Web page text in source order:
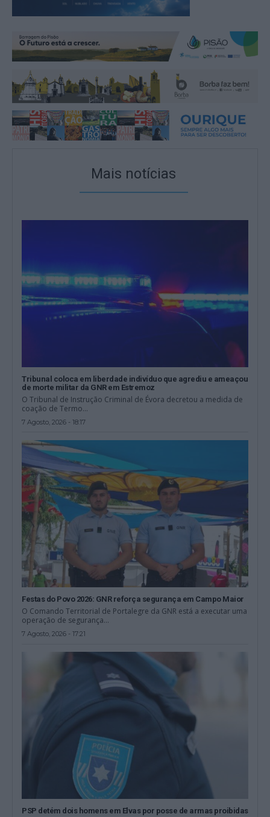
Mais notícias
Tribunal coloca em liberdade indivíduo que agrediu e ameaçou
de morte militar da GNR em Estremoz
O Tribunal de Instrução Criminal de Évora decretou a medida de
coação de Termo...
7 Agosto, 2026 - 18:17
Festas do Povo 2026: GNR reforça segurança em Campo Maior
O Comando Territorial de Portalegre da GNR está a executar uma
operação de segurança...
7 Agosto, 2026 - 17:21
PSP detém dois homens em Elvas por posse de armas proibidas